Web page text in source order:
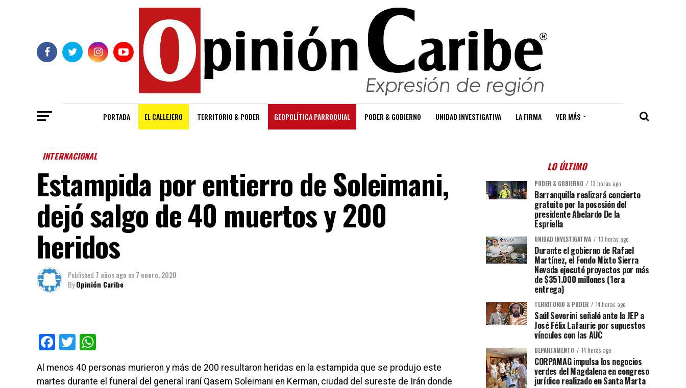
PORTADA EL CALLEJERO TERRITORIO & PODER GEOPOLÍTICA PARROQUIAL PODER & GOBIERNO UNIDAD INVESTIGATIVA LA FIRMA VER MÁS
INTERNACIONAL
Estampida por entierro de Soleimani,
dejó salgo de 40 muertos y 200
heridos
Published 7 años ago on7 enero, 2020
ByOpinión Caribe
Facebook
Twitter
Al menos 40 personas murieron y más de 200 resultaron heridas en la estampida que se produjo este
martes durante el funeral del general iraní Qasem Soleimani en Kerman, ciudad del sureste de Irán donde
LO ÚLTIMO
PODER & GOBIERNO 13 horas ago
Barranquilla realizará concierto
gratuito por la posesión del
presidente Abelardo De la
Espriella
UNIDAD INVESTIGATIVA 13 horas ago
Durante el gobierno de Rafael
Martínez, el Fondo Mixto Sierra
Nevada ejecutó proyectos por más
de $351.000 millones (1era
entrega)
TERRITORIO & PODER 14 horas ago
Saúl Severini señaló ante la JEP a
José Félix Lafaurie por supuestos
vínculos con las AUC
DEPARTAMENTO 14 horas ago
CORPAMAG impulsa los negocios
verdes del Magdalena en congreso
jurídico realizado en Santa Marta